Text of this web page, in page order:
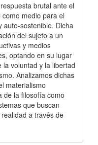
brutal ante el
medio para el
auto-sostenible. Dicha
del sujeto a un
y medios
optando en su lugar
voluntad y la libertad
Analizamos dichas
materialismo
de la filosofía como
que buscan
a través de